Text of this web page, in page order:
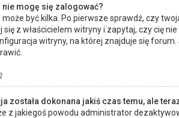
nie mogę się zalogować?
być kilka. Po pierwsze sprawdź, czy
się z właścicielem witryny i zapytaj, czy cię
witryny, na której znajduje się
została dokonana jakiś czas temu, ale
z jakiegoś powodu administrator